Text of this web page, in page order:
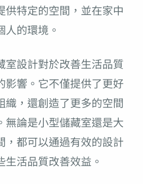
供特定的空間，並在家中
人的環境。
室設計對於改善生活品質
影響。它不僅提供了更好
織，還創造了更多的空間
無論是小型儲藏室還是大
，都可以通過有效的設計
生活品質改善效益。